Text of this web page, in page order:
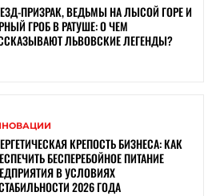
ПРИЗРАК, ВЕДЬМЫ НА ЛЫСОЙ ГОРЕ И
ГРОБ В РАТУШЕ: О ЧЕМ
ЛЬВОВСКИЕ ЛЕГЕНДЫ?
КРЕПОСТЬ БИЗНЕСА: КАК
БЕСПЕРЕБОЙНОЕ ПИТАНИЕ
В УСЛОВИЯХ
2026 ГОДА